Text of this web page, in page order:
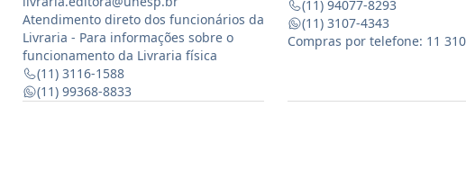
Atendimento direto dos funcionários da
Livraria - Para informações sobre o
funcionamento da Livraria física
(11) 3116-1588
(11) 99368-8833
(11) 94077-8293
(11) 3107-4343
Compras por telefone: 11